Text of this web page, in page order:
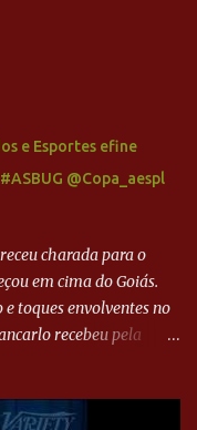
e Esportes efine
@Copa_aespl
charada para o
em cima do Goiás.
toques envolventes no
recebeu pela
Éverton Garroni